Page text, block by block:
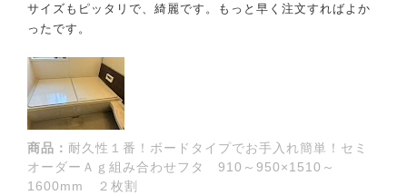
サイズもピッタリで、綺麗です。もっと早く注文すればよか
ったです。
商品： 耐久性１番！ボードタイプでお手入れ簡単！セミ
オーダーＡｇ組み合わせフタ 910～950×1510～
1600mm ２枚割